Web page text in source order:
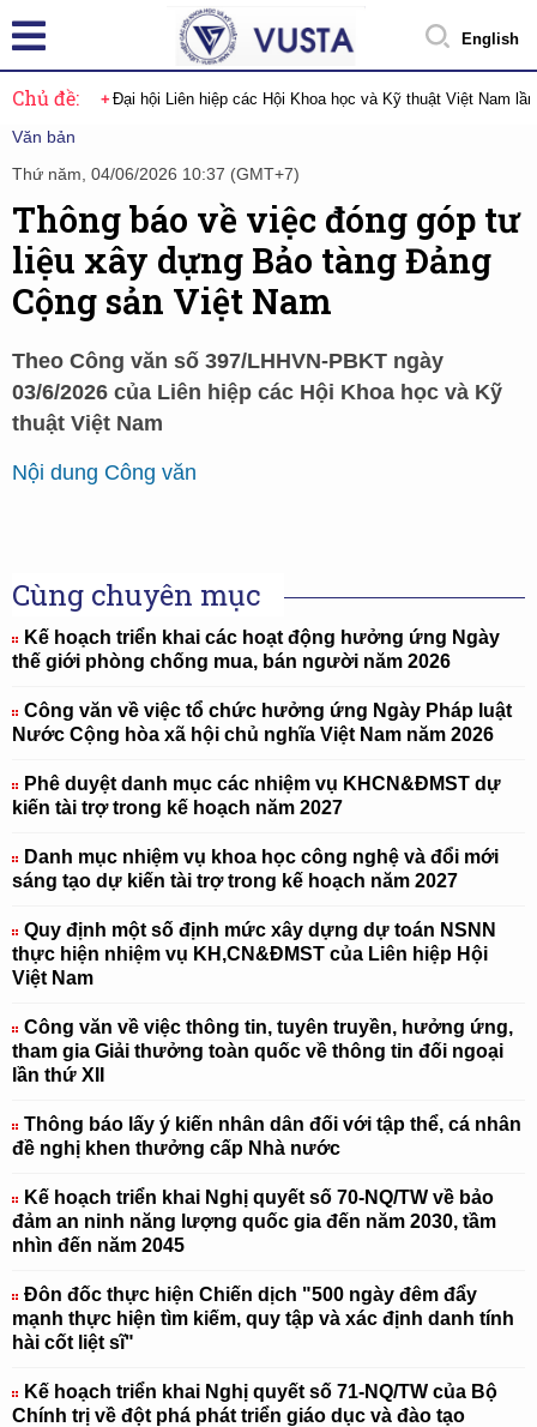
English
Chủ đề: Đại hội Liên hiệp các Hội Khoa học và Kỹ thuật Việt Nam
Văn bản
Thứ năm, 04/06/2026 10:37 (GMT+7)
Thông báo về việc đóng góp tư
liệu xây dựng Bảo tàng Đảng
Cộng sản Việt Nam
Theo Công văn số 397/LHHVN-PBKT ngày
03/6/2026 của Liên hiệp các Hội Khoa học và Kỹ
thuật Việt Nam
Nội dung Công văn
Cùng chuyên mục
Kế hoạch triển khai các hoạt động hưởng ứng Ngày
thế giới phòng chống mua, bán người năm 2026
Công văn về việc tổ chức hưởng ứng Ngày Pháp luật
Nước Cộng hòa xã hội chủ nghĩa Việt Nam năm 2026
Phê duyệt danh mục các nhiệm vụ KHCN&ĐMST dự
kiến tài trợ trong kế hoạch năm 2027
Danh mục nhiệm vụ khoa học công nghệ và đổi mới
sáng tạo dự kiến tài trợ trong kế hoạch năm 2027
Quy định một số định mức xây dựng dự toán NSNN
thực hiện nhiệm vụ KH,CN&ĐMST của Liên hiệp Hội
Việt Nam
Công văn về việc thông tin, tuyên truyền, hưởng ứng,
tham gia Giải thưởng toàn quốc về thông tin đối ngoại
lần thứ XII
Thông báo lấy ý kiến nhân dân đối với tập thể, cá nhân
đề nghị khen thưởng cấp Nhà nước
Kế hoạch triển khai Nghị quyết số 70-NQ/TW về bảo
đảm an ninh năng lượng quốc gia đến năm 2030, tầm
nhìn đến năm 2045
Đôn đốc thực hiện Chiến dịch "500 ngày đêm đẩy
mạnh thực hiện tìm kiếm, quy tập và xác định danh tính
hài cốt liệt sĩ"
Kế hoạch triển khai Nghị quyết số 71-NQ/TW của Bộ
Chính trị về đột phá phát triển giáo dục và đào tạo